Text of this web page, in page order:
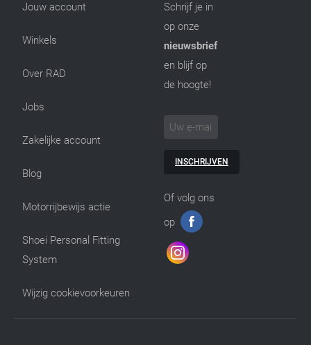
Jouw account
Winkels
Over RAD
Jobs
Zakelijke account
Blog
Motorrijbewijs actie
Shoei Personal Fitting
System
Wijzig cookievoorkeuren
Schrijf je in
op onze
nieuwsbrief
en blijf op
de hoogte!
INSCHRIJVEN
Of volg ons
op